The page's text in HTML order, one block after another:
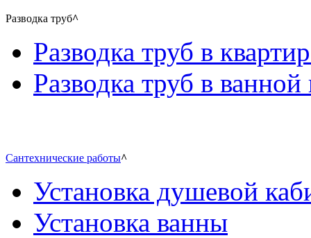
Разводка труб^
Разводка труб в
Разводка труб в ванной
Сантехнические работы^
Установка душевой
Установка ванны